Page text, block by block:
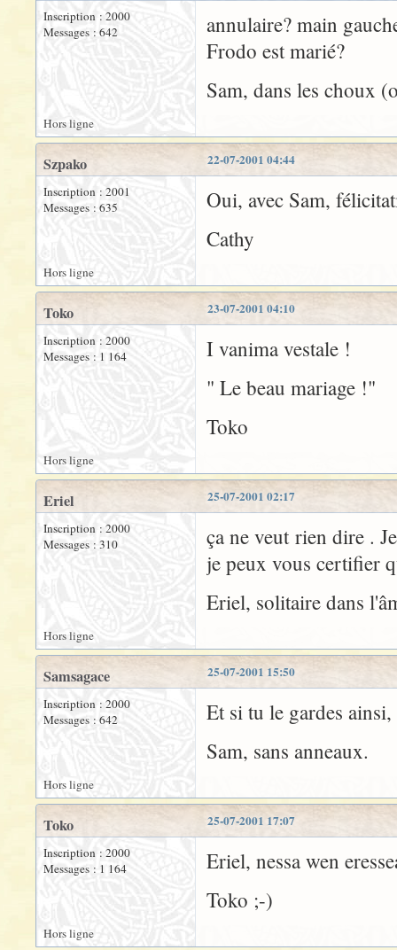
Inscription : 2000
Messages : 642
annulaire? main
Frodo est marié?
Sam, dans les choux
Hors ligne
22-07-2001 04:44
Szpako
Inscription : 2001
Messages : 635
Oui, avec Sam,
Cathy
Hors ligne
23-07-2001 04:10
Toko
Inscription : 2000
Messages : 1 164
I vanima vestale !
" Le beau mariage !"
Toko
Hors ligne
25-07-2001 02:17
Eriel
Inscription : 2000
Messages : 310
ça ne veut rien dire .
je peux vous certifier
Eriel, solitaire dans
Hors ligne
25-07-2001 15:50
Samsagace
Inscription : 2000
Messages : 642
Et si tu le gardes
Sam, sans anneaux.
Hors ligne
25-07-2001 17:07
Toko
Inscription : 2000
Messages : 1 164
Eriel, nessa wen
Toko ;-)
Hors ligne